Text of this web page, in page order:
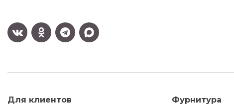
Для клиентов Фурнитура